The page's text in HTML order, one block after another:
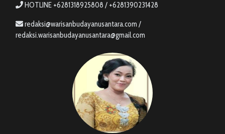
HOTLINE +6281318925808 / +6281390231428
redaksi@warisanbudayanusantara.com /
redaksi.warisanbudayanusantara@gmail.com